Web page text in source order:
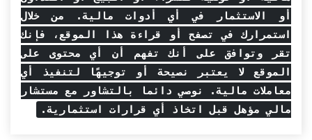
أو الاستثمار في أي أدوات مالية. من خلال
استمرارك في تصفح أو قراءة هذا الموقع، فإنك
تقر وتوافق على أنك تفهم أن أي محتوى على
الموقع لا يعتبر نصيحة أو توجيهًا لتنفيذ أي
معاملات مالية. نوصي دائما بالتشاور مع مستشار
مالي مؤهل قبل اتخاذ أي قرارات استثمارية.